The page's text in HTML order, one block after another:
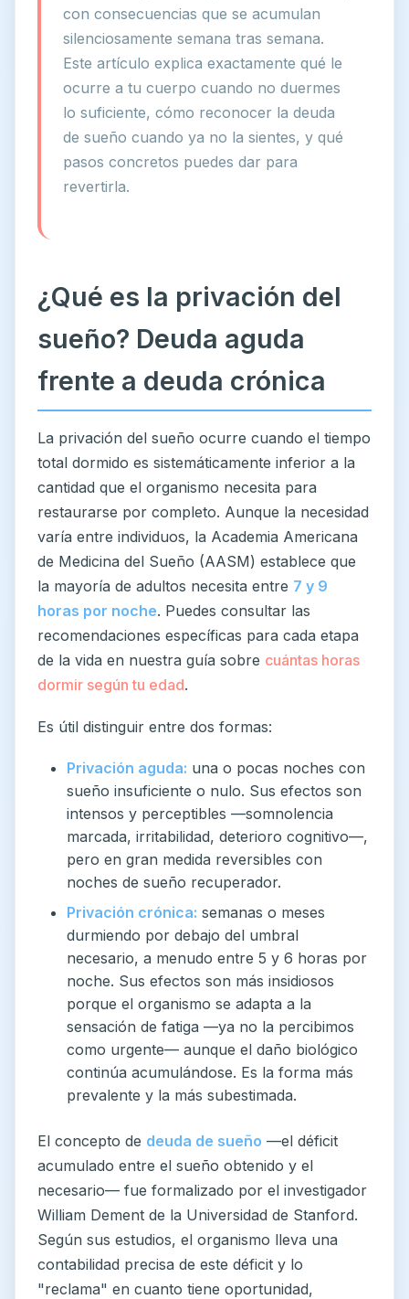
con consecuencias que se acumulan
silenciosamente semana tras semana.
Este artículo explica exactamente qué le
ocurre a tu cuerpo cuando no duermes
lo suficiente, cómo reconocer la deuda
de sueño cuando ya no la sientes, y qué
pasos concretos puedes dar para
revertirla.
¿Qué es la privación del
sueño? Deuda aguda
frente a deuda crónica
La privación del sueño ocurre cuando el tiempo
total dormido es sistemáticamente inferior a la
cantidad que el organismo necesita para
restaurarse por completo. Aunque la necesidad
varía entre individuos, la Academia Americana
de Medicina del Sueño (AASM) establece que
la mayoría de adultos necesita entre 7 y 9
horas por noche. Puedes consultar las
recomendaciones específicas para cada etapa
de la vida en nuestra guía sobre cuántas horas
dormir según tu edad.
Es útil distinguir entre dos formas:
Privación aguda: una o pocas noches con
sueño insuficiente o nulo. Sus efectos son
intensos y perceptibles —somnolencia
marcada, irritabilidad, deterioro cognitivo—,
pero en gran medida reversibles con
noches de sueño recuperador.
Privación crónica: semanas o meses
durmiendo por debajo del umbral
necesario, a menudo entre 5 y 6 horas por
noche. Sus efectos son más insidiosos
porque el organismo se adapta a la
sensación de fatiga —ya no la percibimos
como urgente— aunque el daño biológico
continúa acumulándose. Es la forma más
prevalente y la más subestimada.
El concepto de deuda de sueño —el déficit
acumulado entre el sueño obtenido y el
necesario— fue formalizado por el investigador
William Dement de la Universidad de Stanford.
Según sus estudios, el organismo lleva una
contabilidad precisa de este déficit y lo
"reclama" en cuanto tiene oportunidad,